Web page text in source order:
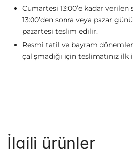
Cumartesi 13:00’e kadar verilen
13:00’den sonra veya pazar
pazartesi teslim edilir.
Resmi tatil ve bayram
çalışmadığı için teslimatınız
İlgili ürünler